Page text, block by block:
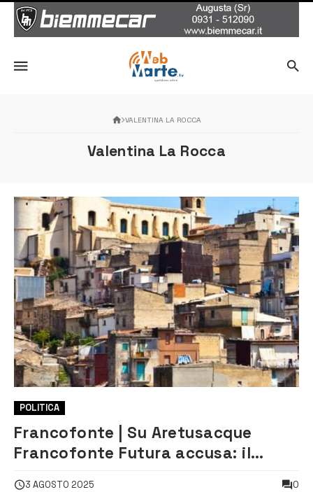
VALENTINA LA ROCCA
Valentina La Rocca
POLITICA
Francofonte | Su Aretusacque
Francofonte Futura accusa: il
3 AGOSTO 2025 0